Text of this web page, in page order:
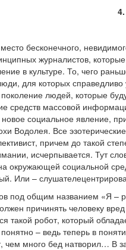
бесконечного,
журналистов,
в культуре. То, чего
для которых
людей, которые
средств массовой
социальное явление,
Водолея. Все
причем до такой
исчерпывается. Тут
окружающей социальной
Или –
под общим названием «Я
причинять человеку
такой робот, который
– ведь теперь в
много бед натворил… В